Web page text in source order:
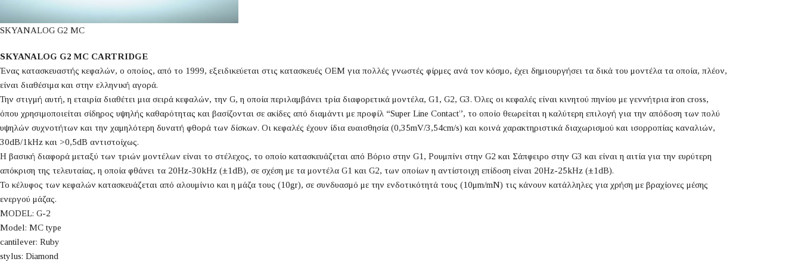
SKYANALOG G2 MC
SKYANALOG G2 MC CARTRIDGE
Ένας κατασκευαστής κεφαλών, ο οποίος, από το 1999, εξειδικεύεται στις κατασκευές OEM για πολλές γνωστές φίρμες ανά τον κόσμο, έχει δημιουργήσει τα δικά του μοντέλα τα οποία, πλέον,
είναι διαθέσιμα και στην ελληνική αγορά.
Την στιγμή αυτή, η εταιρία διαθέτει μια σειρά κεφαλών, την G, η οποία περιλαμβάνει τρία διαφορετικά μοντέλα, G1, G2, G3. Όλες οι κεφαλές είναι κινητού πηνίου με γεννήτρια iron cross,
όπου χρησιμοποιείται σίδηρος υψηλής καθαρότητας και βασίζονται σε ακίδες από διαμάντι με προφίλ “Super Line Contact”, το οποίο θεωρείται η καλύτερη επιλογή για την απόδοση των πολύ
υψηλών συχνοτήτων και την χαμηλότερη δυνατή φθορά των δίσκων. Οι κεφαλές έχουν ίδια ευαισθησία (0,35mV/3,54cm/s) και κοινά χαρακτηριστικά διαχωρισμού και ισορροπίας καναλιών,
30dB/1kHz και >0,5dB αντιστοίχως.
Η βασική διαφορά μεταξύ των τριών μοντέλων είναι το στέλεχος, το οποίο κατασκευάζεται από Βόριο στην G1, Ρουμπίνι στην G2 και Σάπφειρο στην G3 και είναι η αιτία για την ευρύτερη
απόκριση της τελευταίας, η οποία φθάνει τα 20Hz-30kHz (±1dB), σε σχέση με τα μοντέλα G1 και G2, των οποίων η αντίστοιχη επίδοση είναι 20Hz-25kHz (±1dB).
Το κέλυφος των κεφαλών κατασκευάζεται από αλουμίνιο και η μάζα τους (10gr), σε συνδυασμό με την ενδοτικότητά τους (10μm/mΝ) τις κάνουν κατάλληλες για χρήση με βραχίονες μέσης
ενεργού μάζας.
MODEL: G-2
Model: MC type
cantilever: Ruby
stylus: Diamond